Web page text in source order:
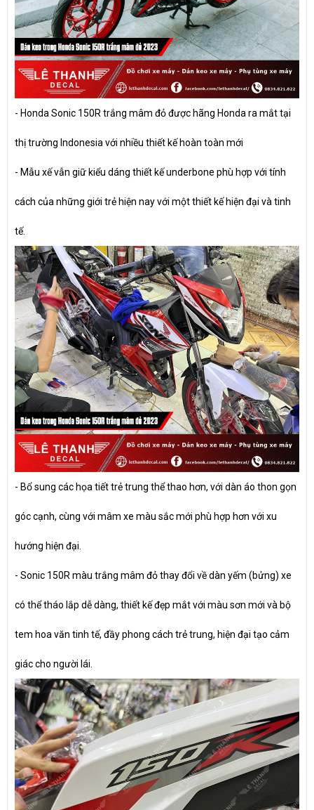
- Honda Sonic 150R trắng mâm đỏ được hãng Honda ra mắt tại
thị trường Indonesia với nhiều thiết kế hoàn toàn mới
- Mẫu xế vẫn giữ kiểu dáng thiết kế underbone phù hợp với tính
cách của những giới trẻ hiện nay với một thiết kế hiện đại và tinh
tế.
- Bổ sung các họa tiết trẻ trung thể thao hơn, với dàn áo thon gọn
góc cạnh, cùng với mâm xe màu sắc mới phù hợp hơn với xu
hướng hiện đại.
- Sonic 150R màu trắng mâm đỏ thay đổi về dàn yếm (bửng) xe
có thể tháo lắp dễ dàng, thiết kế đẹp mắt với màu sơn mới và bộ
tem hoa văn tinh tế, đầy phong cách trẻ trung, hiện đại tạo cảm
giác cho người lái.